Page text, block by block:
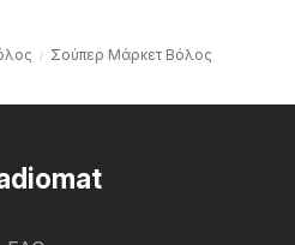
Σούπερ Μάρκετ Βόλος